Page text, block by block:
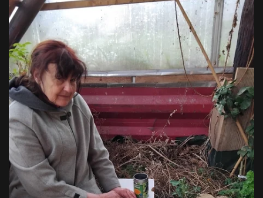
VOIR EN GRAND